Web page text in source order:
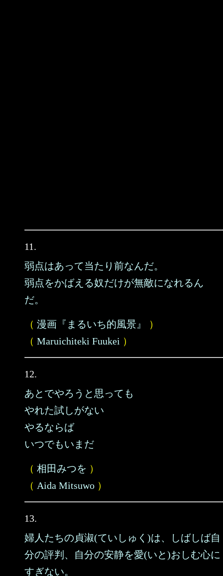
11.
弱点はあって当たり前なんだ。
弱点をかばえる奴だけが無敵になれるん
だ。
（ 漫画『まるいち的風景』
）
（ Maruichiteki Fuukei ）
12.
あとでやろうと思っても
やれた試しがない
やるならば
いつでもいまだ
（ 相田みつを ）
（ Aida Mitsuwo ）
13.
婦人たちの貞淑(ていしゅく)は、しばしば自
分の評判、自分の安静を愛(いと)おしむ心に
すぎない。